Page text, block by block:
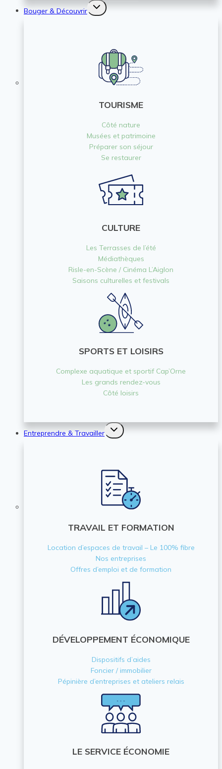
Bouger & Découvrir
Ouvrir/fermer
le
TOURISME
Côté nature
Musées et patrimoine
Préparer son séjour
Se restaurer
CULTURE
Les Terrasses de l’été
Médiathèques
Risle-en-Scène / Cinéma L’Aiglon
Saisons culturelles et festivals
SPORTS ET LOISIRS
Complexe aquatique et sportif Cap’Orne
Les grands rendez-vous
Côté loisirs
Entreprendre & Travailler
Ouvrir/fermer
le
TRAVAIL ET FORMATION
Location d’espaces de travail – Le 100% fibre
Nos entreprises
Offres d’emploi et de formation
DÉVELOPPEMENT ÉCONOMIQUE
Dispositifs d’aides
Foncier / immobilier
Pépinière d’entreprises et ateliers relais
LE SERVICE ÉCONOMIE